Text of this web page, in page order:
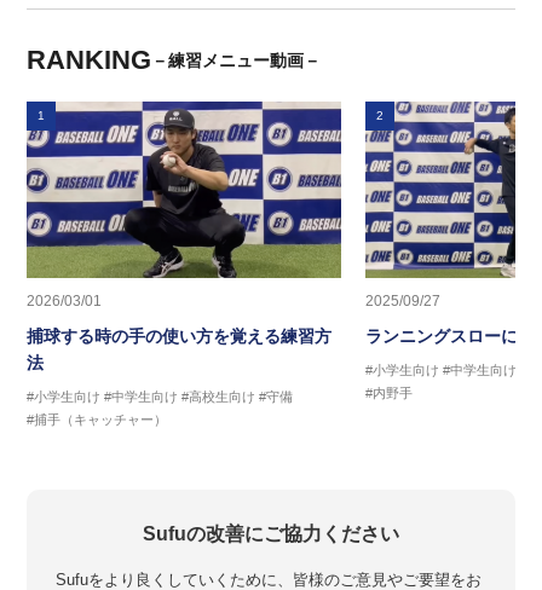
RANKING －練習メニュー動画－
1
2026/03/01
捕球する時の手の使い方を覚える練習方
法
#小学生向け #中学生向け #高校生向け #守備
#捕手（キャッチャー）
2
2025/09/27
ランニングスローに繋
#小学生向け #中学生向け
#内野手
Sufuの改善にご協力ください
Sufuをより良くしていくために、皆様のご意見やご要望をお